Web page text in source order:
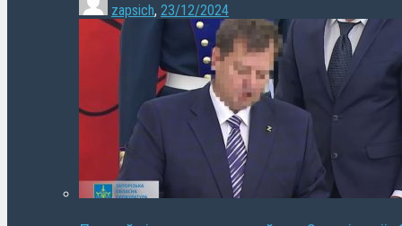
zapsich, 23/12/2024